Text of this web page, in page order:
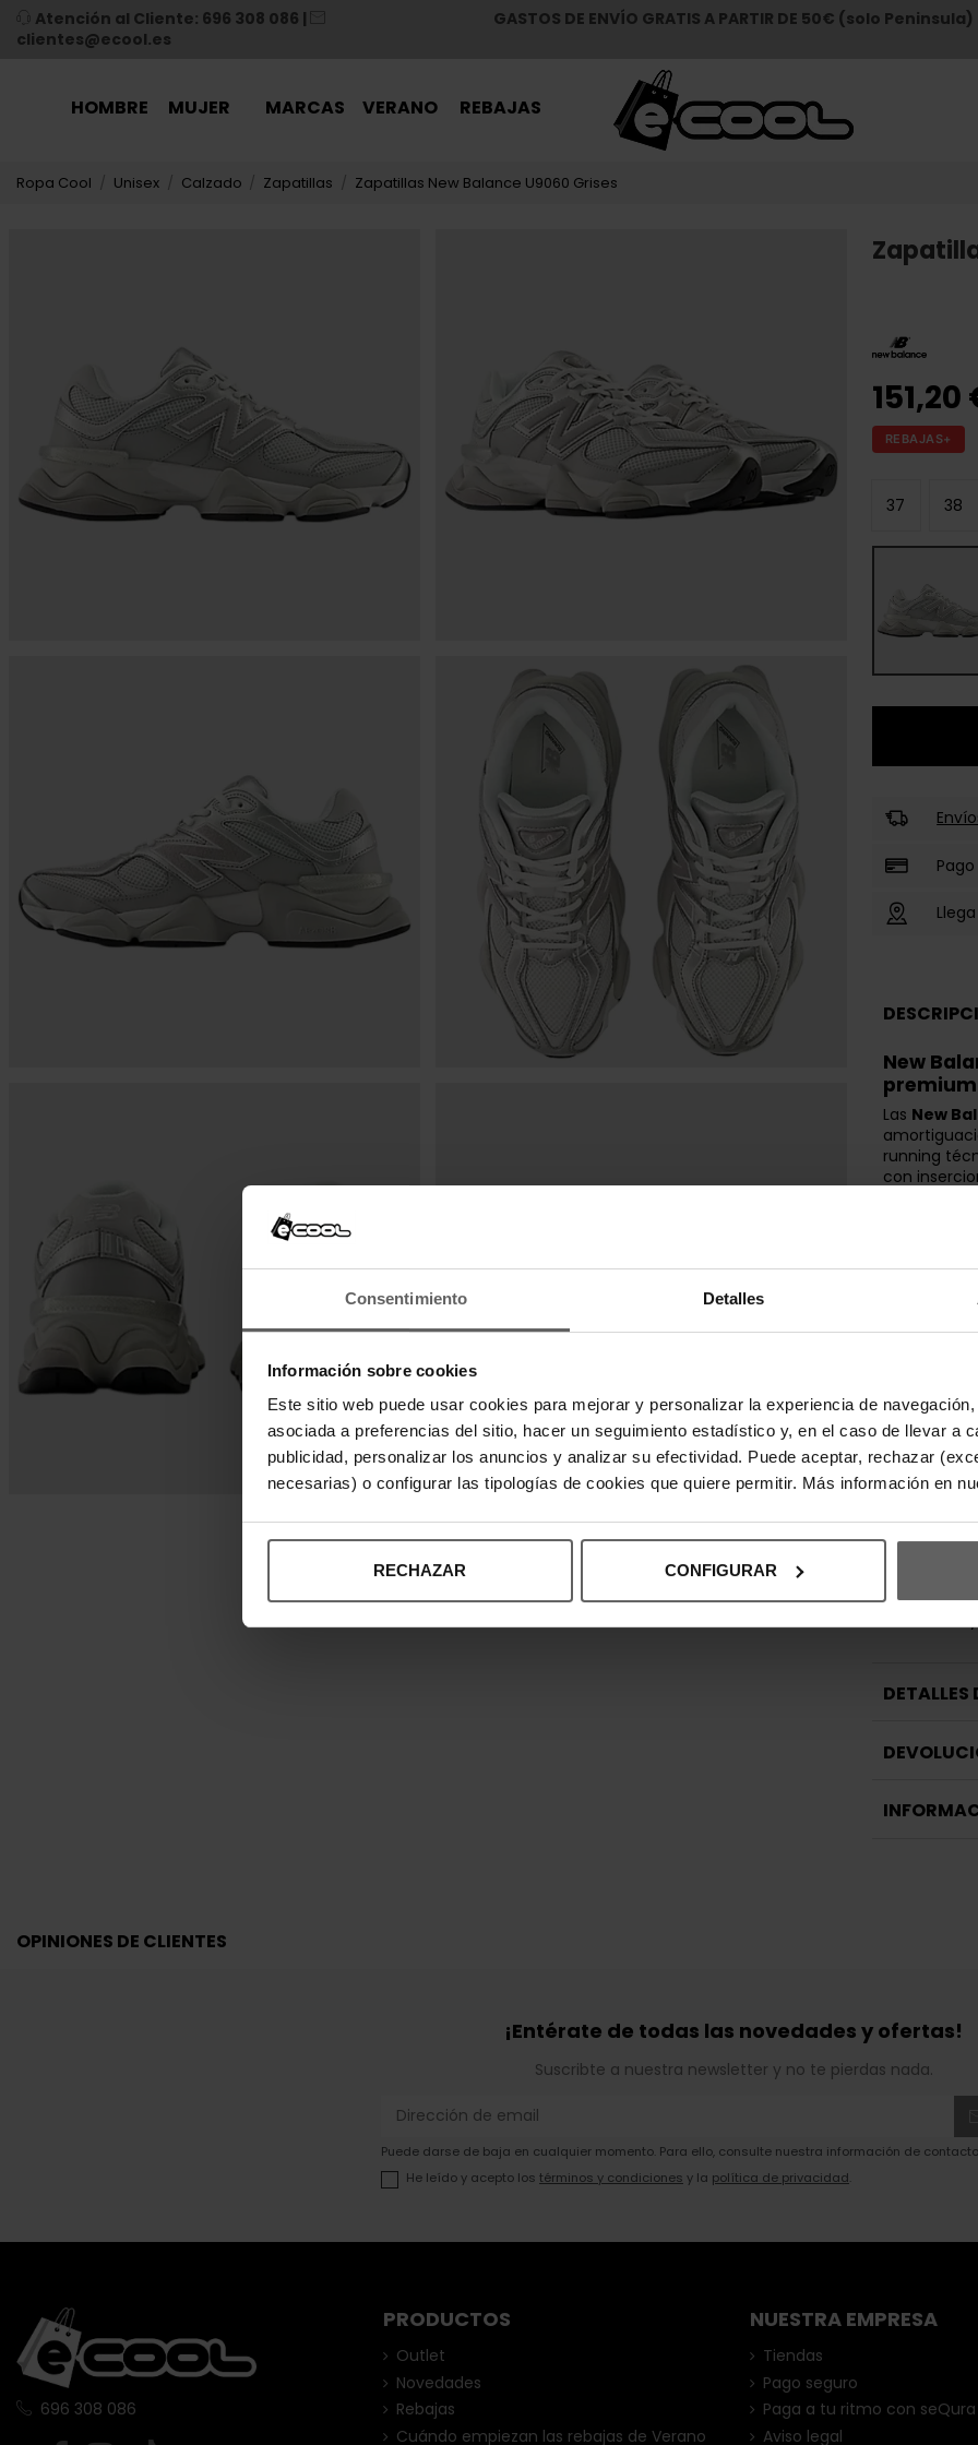
Consentimiento Detalles
Información sobre cookies
Este sitio web puede usar cookies para mejorar y personalizar la experiencia de
asociada a preferencias del sitio, hacer un seguimiento estadístico y, en el caso de llevar a
publicidad, personalizar los anuncios y analizar su efectividad. Puede aceptar, rechazar
necesarias) o configurar las tipologías de cookies que quiere permitir. Más información en
RECHAZAR CONFIGURAR
Atención al Cliente: 696 308 086 |
clientes@ecool.es
GASTOS DE ENVÍO GRATIS A PARTIR DE 50€ (solo Peninsula)
HOMBRE MUJER MARCAS VERANO REBAJAS
Ropa Cool Unisex Calzado Zapatillas Zapatillas New Balance U9060 Grises
151,20
REBAJAS+
37 38
New
Las New
running
con
9060
La
ABZORB y
confort,
Diseñadas
perfil
mientras la
tracción y
Perfectas
cualquier
una opción
sin
DETALLES
OPINIONES DE CLIENTES
¡Entérate de todas las novedades y ofertas!
Suscribte a nuestra newsletter y no te pierdas nada.
Puede darse de baja en cualquier momento. Para ello, consulte nuestra información de
He leído y acepto los términos y condiciones y la política de privacidad.
PRODUCTOS
Outlet
Novedades
Rebajas
Cuándo empiezan las rebajas de Verano
NUESTRA EMPRESA
Tiendas
Pago seguro
Paga a tu ritmo con seQura
Aviso legal
696 308 086